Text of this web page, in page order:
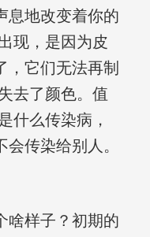
息地改变着你的
现，是因为皮
，它们无法再制
去了颜色。值
什么传染病，
会传染给别人。
啥样子？初期的